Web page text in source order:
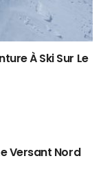
À Ski Sur Le
Versant Nord